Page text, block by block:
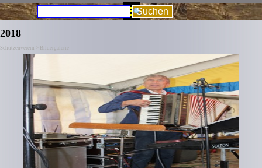
Direkt zum SeiteninhaltMenü überspringen
Suchen
2018
Schützenverein > Bildergalerie